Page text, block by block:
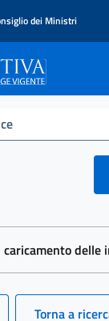
dei Ministri
- Il
caricamento delle
Torna a